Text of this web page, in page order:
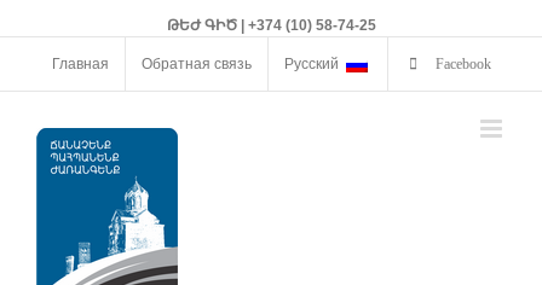
ԹԵԺ ԳԻԾ | +374 (10) 58-74-25
Главная Обратная связь Русский Facebook